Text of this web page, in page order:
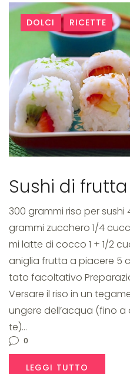
Tag:
frutta
DOLCI RICETTE
Sushi di frutta
300 grammi riso per
grammi zucchero 1/4
mi latte di cocco 1 + 1/2
aniglia frutta a piacere 5
tato facoltativo
Versare il riso in un
ungere dell’acqua (fino
te)…
0
LEGGI TUTTO